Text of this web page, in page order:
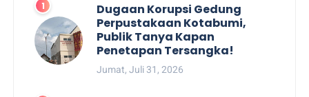
Dugaan Korupsi Gedung
Perpustakaan Kotabumi,
Publik Tanya Kapan
Penetapan Tersangka!
Jumat, Juli 31, 2026